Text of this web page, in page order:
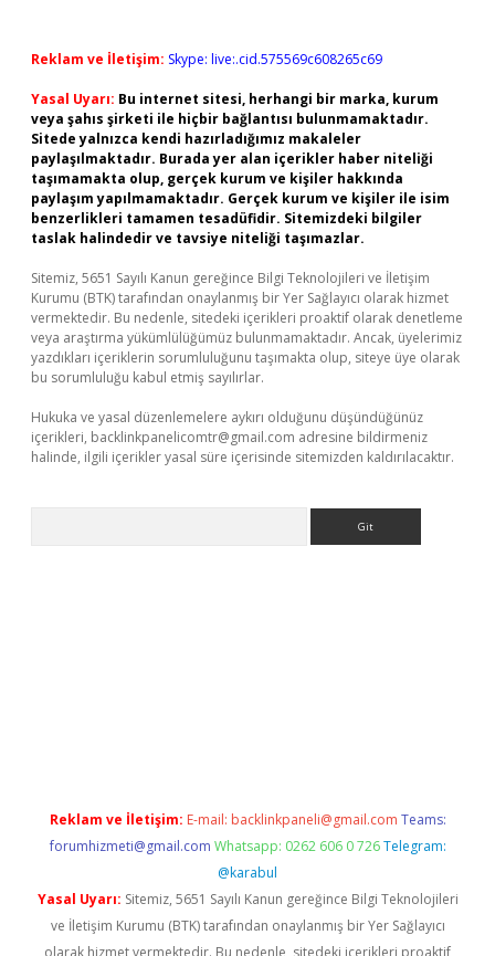
Reklam ve İletişim: Skype: live:.cid.575569c608265c69
Yasal Uyarı: Bu internet sitesi, herhangi bir marka, kurum
veya şahıs şirketi ile hiçbir bağlantısı bulunmamaktadır.
Sitede yalnızca kendi hazırladığımız makaleler
paylaşılmaktadır. Burada yer alan içerikler haber niteliği
taşımamakta olup, gerçek kurum ve kişiler hakkında
paylaşım yapılmamaktadır. Gerçek kurum ve kişiler ile isim
benzerlikleri tamamen tesadüfidir. Sitemizdeki bilgiler
taslak halindedir ve tavsiye niteliği taşımazlar.
Sitemiz, 5651 Sayılı Kanun gereğince Bilgi Teknolojileri ve İletişim
Kurumu (BTK) tarafından onaylanmış bir Yer Sağlayıcı olarak hizmet
vermektedir. Bu nedenle, sitedeki içerikleri proaktif olarak denetleme
veya araştırma yükümlülüğümüz bulunmamaktadır. Ancak, üyelerimiz
yazdıkları içeriklerin sorumluluğunu taşımakta olup, siteye üye olarak
bu sorumluluğu kabul etmiş sayılırlar.
Hukuka ve yasal düzenlemelere aykırı olduğunu düşündüğünüz
içerikleri, backlinkpanelicomtr@gmail.com adresine bildirmeniz
halinde, ilgili içerikler yasal süre içerisinde sitemizden kaldırılacaktır.
Reklam ve İletişim: E-mail: backlinkpaneli@gmail.com Teams:
forumhizmeti@gmail.com Whatsapp: 0262 606 0 726 Telegram:
@karabul
Yasal Uyarı: Sitemiz, 5651 Sayılı Kanun gereğince Bilgi Teknolojileri
ve İletişim Kurumu (BTK) tarafından onaylanmış bir Yer Sağlayıcı
olarak hizmet vermektedir. Bu nedenle, sitedeki içerikleri proaktif